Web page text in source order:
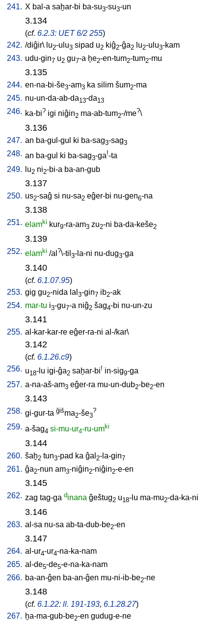
241. X bal-a saḫar-bi ba-su3-su3-un
3.134
(cf. 6.2.3: UET 6/2 255)
242. /diĝir\ lu2-ulu3 sipad u2 kiĝ2-ĝa2 lu2-ulu3-kam
243. udu-gin7 u2 gu7-a ḫe2-en-tum2-tum2-mu
3.135
244. en-na-bi-še3-am3 ka silim šum2-ma
245. nu-un-da-ab-da13-da13
246. ka-bi? igi niĝin2 ma-ab-tum2-/me?\
3.136
247. an ba-gul-gul ki ba-sag3-sag3
248. an ba-gul ki ba-sag3-ga!-ta
249.
lu2 ni2-bi-a ba-an-gub
3.137
250. us2-saĝ si nu-sa2 eĝer-bi nu-gen6-na
3.138
251. elamki kur9-ra-am3 zu2-ni ba-da-keše2
3.139
252. elamki /al ?\-til 3-la-ni nu-dug3-ga
3.140
(cf. 6.1.07.95)
253. gig gu2-nida lal 3-gin7 ib2-ak
254. mar-tu i3-gu7-a niĝ2 šag4-bi nu-un-zu
3.141
255. al-kar-kar-re eĝer-ra-ni al-/kar\
3.142
(cf. 6.1.26.c9)
256. u18-lu igi-ĝa2 saḫar-bi! in-sig9-ga
257. a-na-aš-am3 eĝer-ra mu-un-dub2-be2-en
3.143
258. gi-gur-ta ĝišma2-še3
?
259. a-šag4 si-mu-ur4-ru-umki
3.144
260. šaḫ2 tun3-pad ka ĝal 2-la-gin7
261. ĝa2-nun am3-niĝin2-niĝin2-e-en
3.145
262. zag tag-ga dinana ĝeštug2 u18-lu ma-mu2-da-ka-ni
3.146
263. al-sa nu-sa ab-ta-dub-be2-en
3.147
264. al-ur4-ur4-na-ka-nam
265. al-de5-de5-e-na-ka-nam
266. ba-an-ĝen ba-an-ĝen mu-ni-ib-be2-ne
3.148
(cf. 6.1.22: ll. 191-193, 6.1.28.27)
267. ḫa-ma-gub-be2-en gudug-e-ne